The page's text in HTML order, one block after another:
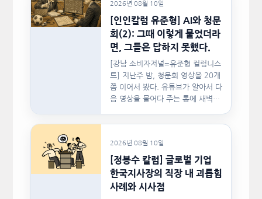
2026년 08월 10일
[인인칼럼 유준형] AI와 청문
회(2): 그때 이렇게 물었더라
면, 그들은 답하지 못했다.
[강남 소비자저널=유준형 컬럼니스
트] 지난주 밤, 청문회 영상을 20개
쯤 이어서 봤다. 유튜브가 알아서 다
음 영상을 물어다 주는 통에 새벽…
2026년 08월 10일
[정봉수 칼럼] 글로벌 기업
한국지사장의 직장 내 괴롭힘
사례와 시사점